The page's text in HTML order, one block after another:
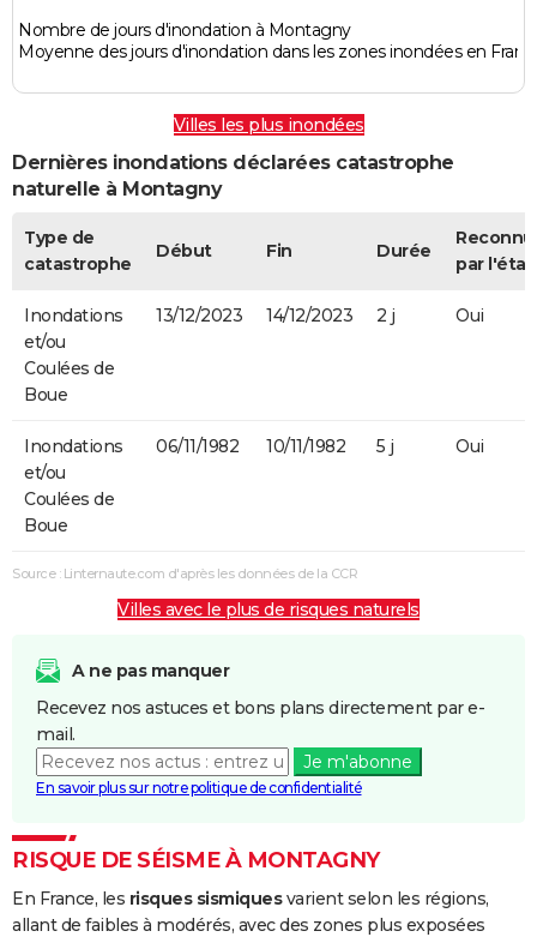
Nombre de jours d'inondation à Montagny
Moyenne des jours d'inondation dans les zones inondées en
Villes les plus inondées
Dernières inondations déclarées catastrophe
naturelle à Montagny
Type de
catastrophe
Début Fin Durée
par l'état
Inondations
et/ou
Coulées de
Boue
13/12/2023 14/12/2023 2 j Oui
Inondations
et/ou
Coulées de
Boue
06/11/1982 10/11/1982 5 j Oui
Source : Linternaute.com d'après les données de la CCR
Villes avec le plus de risques naturels
A ne pas manquer
Recevez nos astuces et bons plans directement par e-
mail.
Je m'abonne
En savoir plus sur notre politique de confidentialité
RISQUE DE SÉISME À MONTAGNY
En France, les risques sismiquesvarient selon les régions,
allant de faibles à modérés, avec des zones plus exposées